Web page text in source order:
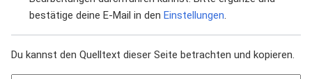
bestätige deine E-Mail in den Einstellungen.
Du kannst den Quelltext dieser Seite betrachten und kopieren.